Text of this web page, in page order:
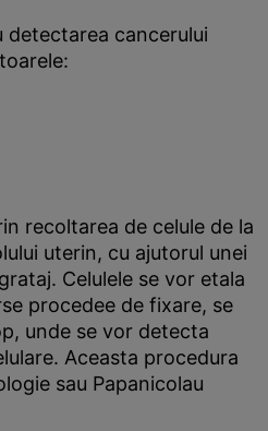
detectarea cancerului
recoltarea de celule de la
uterin, cu ajutorul unei
Celulele se vor etala
procedee de fixare, se
unde se vor detecta
Aceasta procedura
sau Papanicolau